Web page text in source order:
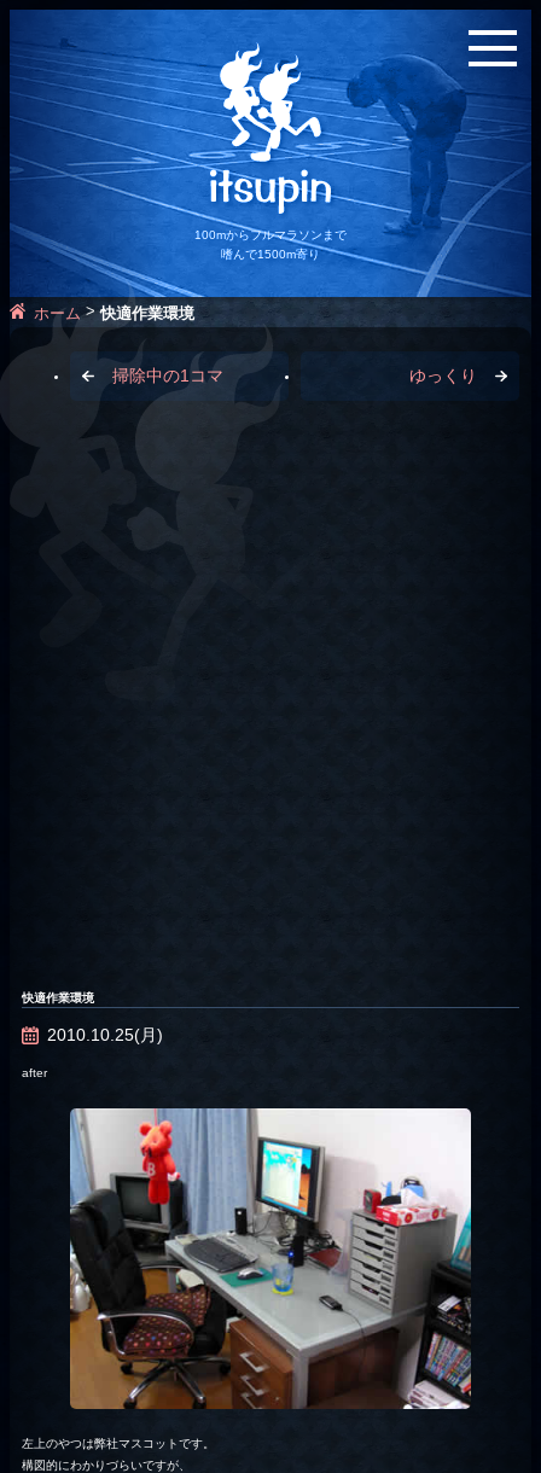
100mからフルマラソンまで
嗜んで1500m寄り
ホーム>快適作業環境
掃除中の1コマ ゆっくり
快適作業環境
2010.10.25(月)
after
左上のやつは弊社マスコットです。
構図的にわかりづらいですが、